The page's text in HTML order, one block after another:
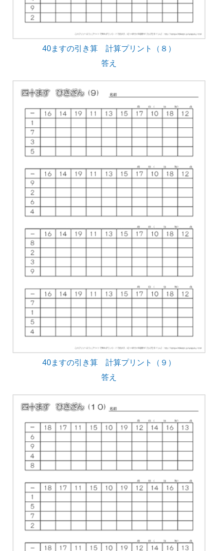
40ますの引き算 計算プリント（８）
答え
40ますの引き算 計算プリント（９）
答え